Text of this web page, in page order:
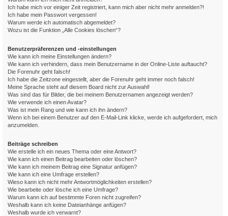
Ich habe mich vor einiger Zeit registriert, kann mich aber nicht mehr anmelden?!
Ich habe mein Passwort vergessen!
Warum werde ich automatisch abgemeldet?
Wozu ist die Funktion „Alle Cookies löschen“?
Benutzerpräferenzen und -einstellungen
Wie kann ich meine Einstellungen ändern?
Wie kann ich verhindern, dass mein Benutzername in der Online-Liste auftaucht?
Die Forenuhr geht falsch!
Ich habe die Zeitzone eingestellt, aber die Forenuhr geht immer noch falsch!
Meine Sprache steht auf diesem Board nicht zur Auswahl!
Was sind das für Bilder, die bei meinem Benutzernamen angezeigt werden?
Wie verwende ich einen Avatar?
Was ist mein Rang und wie kann ich ihn ändern?
Wenn ich bei einem Benutzer auf den E-Mail-Link klicke, werde ich aufgefordert, mich
anzumelden.
Beiträge schreiben
Wie erstelle ich ein neues Thema oder eine Antwort?
Wie kann ich einen Beitrag bearbeiten oder löschen?
Wie kann ich meinem Beitrag eine Signatur anfügen?
Wie kann ich eine Umfrage erstellen?
Wieso kann ich nicht mehr Antwortmöglichkeiten erstellen?
Wie bearbeite oder lösche ich eine Umfrage?
Warum kann ich auf bestimmte Foren nicht zugreifen?
Weshalb kann ich keine Dateianhänge anfügen?
Weshalb wurde ich verwarnt?